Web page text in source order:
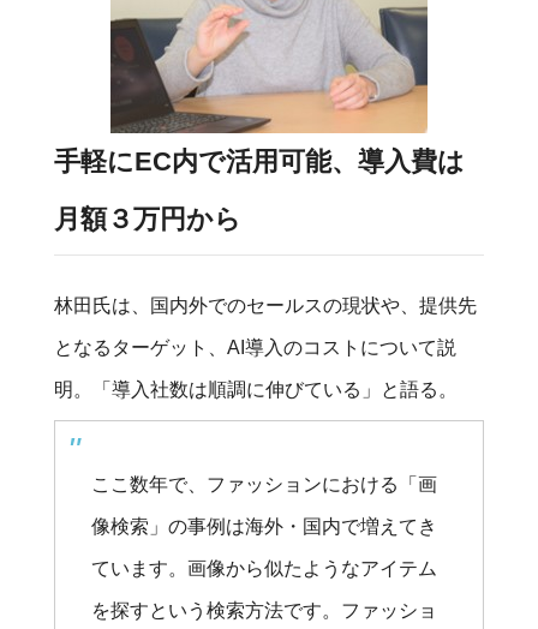
手軽にEC内で活用可能、導入費は
月額３万円から
林田氏は、国内外でのセールスの現状や、提供先
となるターゲット、AI導入のコストについて説
明。「導入社数は順調に伸びている」と語る。
ここ数年で、ファッションにおける「画
像検索」の事例は海外・国内で増えてき
ています。画像から似たようなアイテム
を探すという検索方法です。ファッショ